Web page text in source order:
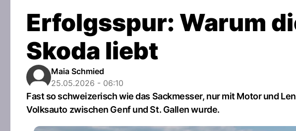
Erfolgsspur: Warum
Skoda liebt
Maia Schmied
25.05.2026 - 06:10
Fast so schweizerisch wie das Sackmesser, nur mit Motor und
Volksauto zwischen Genf und St. Gallen wurde.